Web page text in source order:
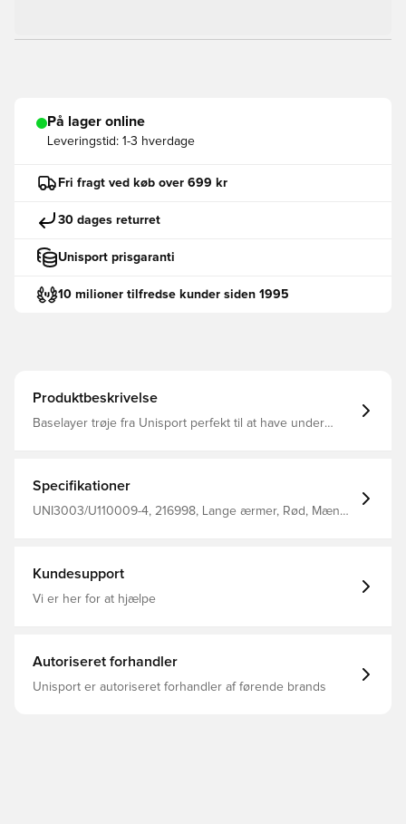
På lager online
Leveringstid: 1-3 hverdage
Fri fragt ved køb over 699 kr
30 dages returret
Unisport prisgaranti
10 milioner tilfredse kunder siden 1995
Produktbeskrivelse
Baselayer trøje fra Unisport perfekt til at have under
flatlock sømme for at mindske gnidninger og hudirritation,
og samtidig give dig den maksimale komfort Fremstillet i
92% polyester og 8% elastan.
Specifikationer
UNI3003/U110009-4, 216998, Lange ærmer, Rød, Mænd,
Kundesupport
Vi er her for at hjælpe
Autoriseret forhandler
Unisport er autoriseret forhandler af førende brands